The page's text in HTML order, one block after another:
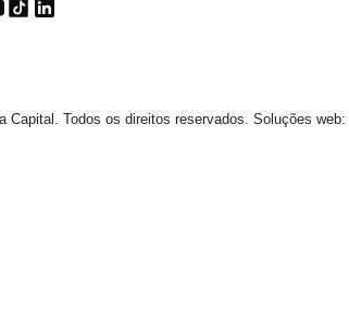
Capital. Todos os direitos reservados. Soluções web: